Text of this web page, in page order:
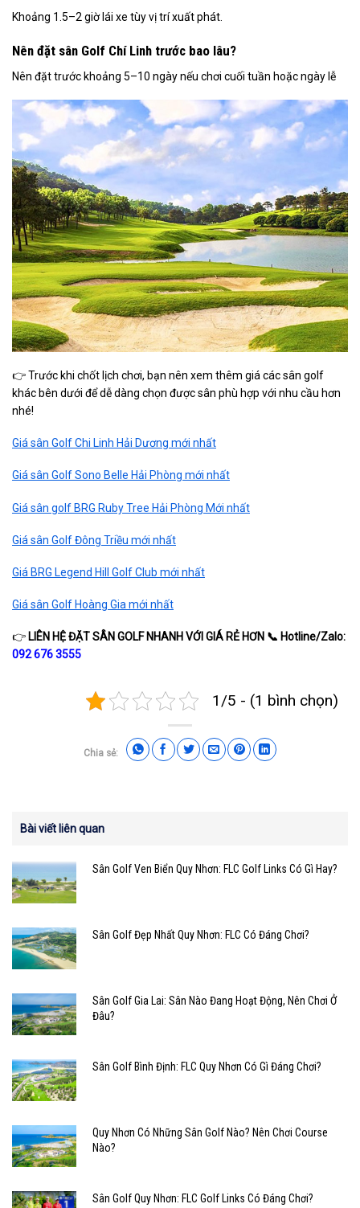
Khoảng 1.5–2 giờ lái xe tùy vị trí xuất phát.
Nên đặt sân Golf Chí Linh trước bao lâu?
Nên đặt trước khoảng 5–10 ngày nếu chơi cuối tuần hoặc ngày lễ
👉 Trước khi chốt lịch chơi, bạn nên xem thêm giá các sân golf
khác bên dưới để dễ dàng chọn được sân phù hợp với nhu cầu hơn
nhé!
Giá sân Golf Chi Linh Hải Dương mới nhất
Giá sân Golf Sono Belle Hải Phòng mới nhất
Giá sân golf BRG Ruby Tree Hải Phòng Mới nhất
Giá sân Golf Đông Triều mới nhất
Giá BRG Legend Hill Golf Club mới nhất
Giá sân Golf Hoàng Gia mới nhất
👉 LIÊN HỆ ĐẶT SÂN GOLF NHANH VỚI GIÁ RẺ HƠN 📞 Hotline/Zalo:
092 676 3555
1/5 - (1 bình chọn)
Chia sẻ:
Bài viết liên quan
Sân Golf Ven Biển Quy Nhơn: FLC Golf Links Có Gì Hay?
Sân Golf Đẹp Nhất Quy Nhơn: FLC Có Đáng Chơi?
Sân Golf Gia Lai: Sân Nào Đang Hoạt Động, Nên Chơi Ở
Đâu?
Sân Golf Bình Định: FLC Quy Nhơn Có Gì Đáng Chơi?
Quy Nhơn Có Những Sân Golf Nào? Nên Chơi Course
Nào?
Sân Golf Quy Nhơn: FLC Golf Links Có Đáng Chơi?